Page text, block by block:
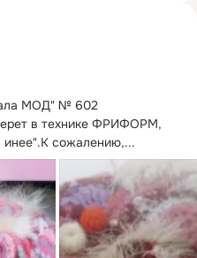
МОД" № 602
в технике ФРИФОРМ,
инее".К сожалению,...